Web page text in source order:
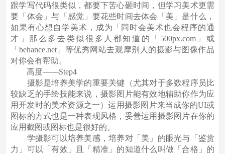
跟学写代码很类似，都要下苦心砸时间，但学习美术更需
要「体会」与「感觉」要花些时间去体会「美」是什么，
如果有心想自学美术，成为「同时会美术也会程序的通
才」那么多去类似很多人都知道的「500px.com」或
「behance.net」等优秀网站去观摩别人的摄影与图像作品
对你会有帮助。
高度——Step4
摄影是培养美学的重要关键（尤其对于多数程序员比
较缺乏的手绘技能来说，摄影图片能有效地辅助你作为应
用开发时的美术资源之一）运用摄影图片来当成你的UI或
图标的方式也是一种表现风格，妥善运用摄影图片在你的
应用截图或图标也是很好的。
学摄影可以培养美感，培养对「美」的眼光与「鉴赏
力」可以「有效」且「精准」的知道什么叫做「合格」的